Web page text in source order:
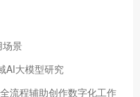
场景
AI大模型研究
流程辅助创作数字化工作